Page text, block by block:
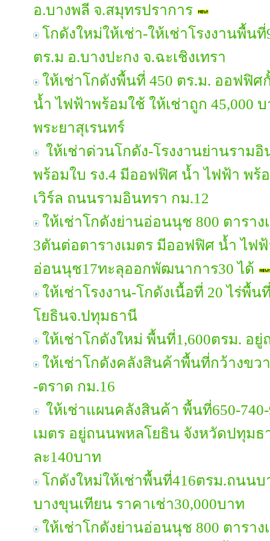
อ.บางพลี จ.สมุทรปราการ
โกดังใหม่ให้เช่า-ให้เช่าโรงงานพื้นที่
ตร.ม อ.บางปะกง จ.ฉะเชิงเทรา
ให้เช่าโกดังพื้นที่ 450 ตร.ม. ออฟฟิ
น้ำ ไฟฟ้าพร้อมใช้ ให้เช่าถูก 45,000
พระยาสุเรนทร์
ให้เช่าด่วนโกดัง-โรงงานย่านรามอิ
พร้อมใบ รง.4 มีออฟฟิศ น้ำ ไฟฟ้า พร้
เวิร์ล ถนนรามอินทรา กม.12
ให้เช่าโกดังย่านอ่อนนุช 800 ตารา
3ตันต่อตารางเมตร มีออฟฟิศ น้ำ ไฟ
อ่อนนุช17ทะลุออกพัฒนาการ30 ได้
ให้เช่าโรงงาน-โกดังเนื้อที่ 20 ไร่พื้
โยธินจ.ปทุมธานี
ให้เช่าโกดังใหม่ พื้นที่1,600ตรม. อ
ให้เช่าโกดังคลังสินค้าพื้นที่กว้างขว
-ตราด​ กม.16​
ให้เช่าแผนคลังสินค้า พื้นที่650-740-
เมตร อยู่ถนนพหลโยธิน จังหวัดปทุมธ
ละ140บาท
โกดังใหม่ให้เช่าพื้นที่416ตรม.ถนนบ
บางขุนเทียน ราคาเช่า30,000บาท
ให้เช่าโกดังย่านอ่อนนุช 800 ตารา